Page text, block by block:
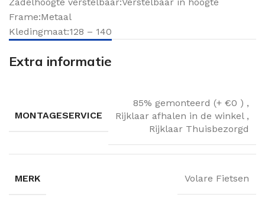
Frame:Metaal
Kledingmaat:128 – 140
Extra informatie
MONTAGESERVICE
85% gemonteerd (+ €0 ) ,
Rijklaar afhalen in de winkel ,
Rijklaar Thuisbezorgd
MERK Volare Fietsen